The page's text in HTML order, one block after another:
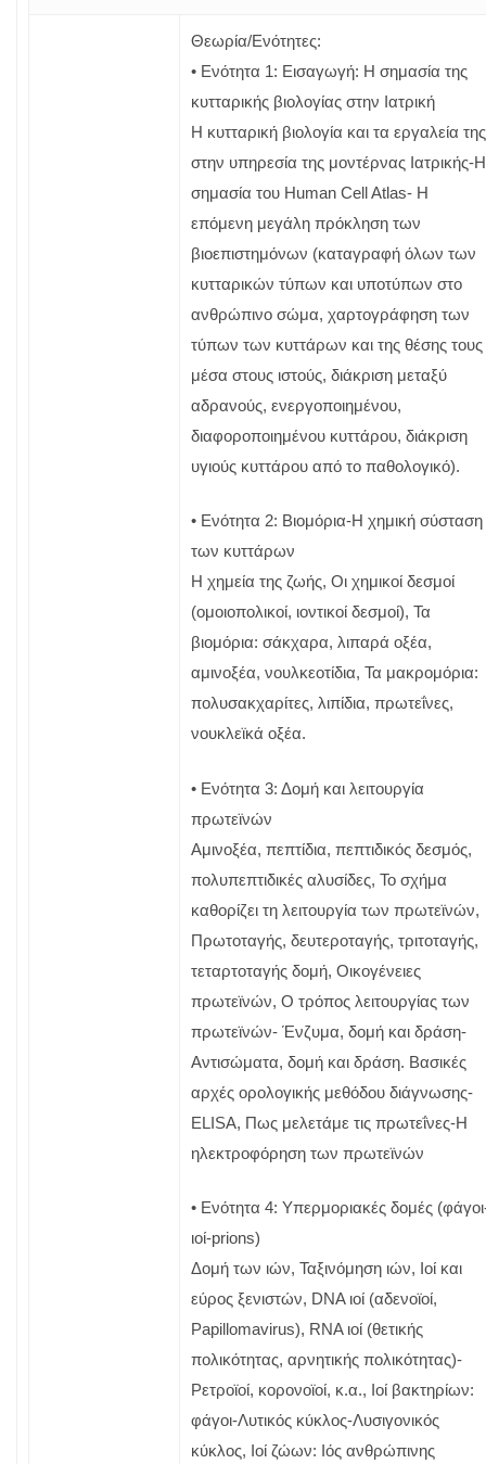
Θεωρία/Ενότητες:
• Ενότητα 1: Εισαγωγή: Η σημασία της
κυτταρικής βιολογίας στην Ιατρική
Η κυτταρική βιολογία και τα εργαλεία της
στην υπηρεσία της μοντέρνας Ιατρικής-Η
σημασία του Human Cell Atlas- H
επόμενη μεγάλη πρόκληση των
βιοεπιστημόνων (καταγραφή όλων των
κυτταρικών τύπων και υποτύπων στο
ανθρώπινο σώμα, χαρτογράφηση των
τύπων των κυττάρων και της θέσης τους
μέσα στους ιστούς, διάκριση μεταξύ
αδρανούς, ενεργοποιημένου,
διαφοροποιημένου κυττάρου, διάκριση
υγιούς κυττάρου από το παθολογικό).
• Ενότητα 2: Βιομόρια-Η χημική σύσταση
των κυττάρων
Η χημεία της ζωής, Οι χημικοί δεσμοί
(ομοιοπολικοί, ιοντικοί δεσμοί), Τα
βιομόρια: σάκχαρα, λιπαρά οξέα,
αμινοξέα, νουλκεοτίδια, Τα μακρομόρια:
πολυσακχαρίτες, λιπίδια, πρωτεΐνες,
νουκλεϊκά οξέα.
• Ενότητα 3: Δομή και λειτουργία
πρωτεϊνών
Αμινοξέα, πεπτίδια, πεπτιδικός δεσμός,
πολυπεπτιδικές αλυσίδες, Το σχήμα
καθορίζει τη λειτουργία των πρωτεϊνών,
Πρωτοταγής, δευτεροταγής, τριτοταγής,
τεταρτοταγής δομή, Οικογένειες
πρωτεϊνών, O τρόπος λειτουργίας των
πρωτεϊνών- Ένζυμα, δομή και δράση-
Αντισώματα, δομή και δράση. Βασικές
αρχές ορολογικής μεθόδου διάγνωσης-
ELISA, Πως μελετάμε τις πρωτεΐνες-Η
ηλεκτροφόρηση των πρωτεϊνών
• Ενότητα 4: Υπερμοριακές δομές
ιοί-prions)
Δομή των ιών, Ταξινόμηση ιών, Ιοί και
εύρος ξενιστών, DNA ιοί (αδενοϊοί,
Papillomavirus), RNA ιοί (θετικής
πολικότητας, αρνητικής πολικότητας)-
Ρετροϊοί, κορονοϊοί, κ.α., Ιοί βακτηρίων:
φάγοι-Λυτικός κύκλος-Λυσιγονικός
κύκλος, Ιοί ζώων: Ιός ανθρώπινης